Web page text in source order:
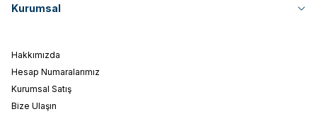
Kurumsal
Hakkımızda
Hesap Numaralarımız
Kurumsal Satış
Bize Ulaşın